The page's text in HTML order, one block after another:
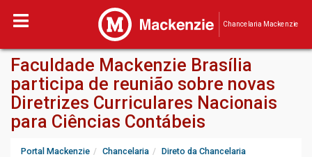
Chancelaria Mackenzie
Faculdade Mackenzie Brasília
participa de reunião sobre novas
Diretrizes Curriculares Nacionais
para Ciências Contábeis
Portal Mackenzie Chancelaria
Direto da Chancelaria